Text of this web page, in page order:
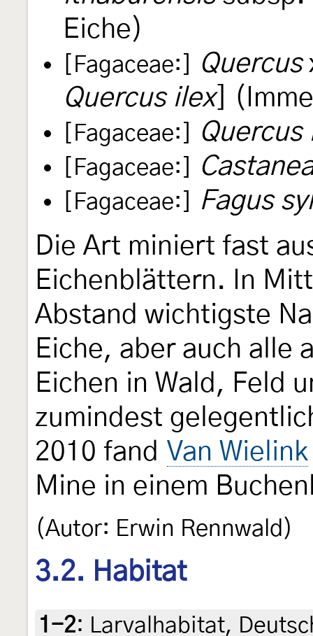
Eiche)
[Fagaceae:] Quercus
Quercus ilex]
[Fagaceae:]
[Fagaceae:]
[Fagaceae:]
Fagus
Die Art miniert fast
Eichenblättern. In
Abstand wichtigste
Eiche, aber auch alle
Eichen in Wald, Feld
zumindest
2010 fand Van Wielink
Mine in einem
(Autor: Erwin Rennwald)
3.2. Habitat
1-2: Larvalhabitat,